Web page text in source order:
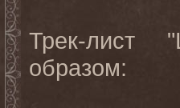
Трек-лист
образом: